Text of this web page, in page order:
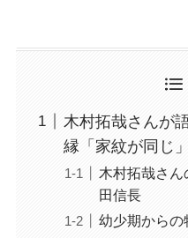
木村拓哉さんが
縁「家紋が同じ
木村拓哉さ
田信長
幼少期からの